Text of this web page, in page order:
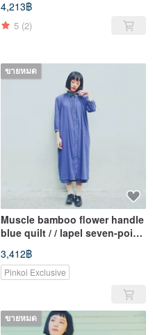
4,213฿
5 (2)
ขายหมด
Muscle bamboo flower handle
blue quilt / / lapel seven-point
sleeve long blouse
3,412฿
Pinkoi Exclusive
ขายหมด